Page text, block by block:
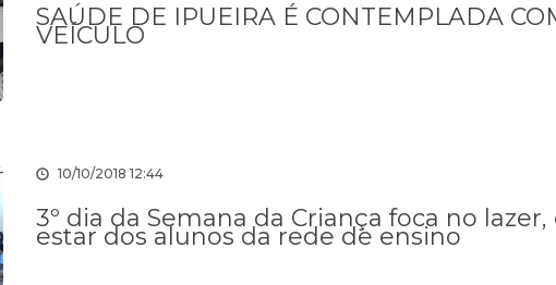
SAÚDE DE IPUEIRA É CONTEMPLADA
VEÍCULO
10/10/2018 12:44
3º dia da Semana da Criança foca no
estar dos alunos da rede de ensino